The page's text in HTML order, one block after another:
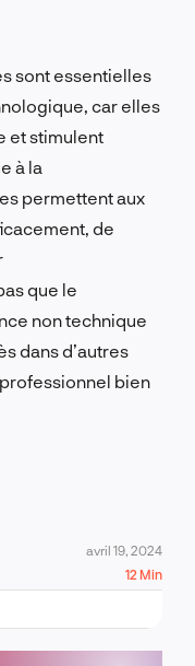
sont essentielles
car elles
et stimulent
à la
permettent aux
de
que le
non technique
dans d’autres
bien
avril 19, 2024
12 Min